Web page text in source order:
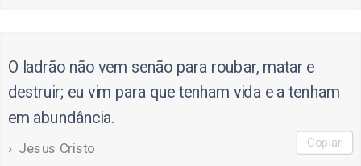
O ladrão não vem senão para roubar, matar e
destruir; eu vim para que tenham vida e a tenham
em abundância.
Jesus Cristo Copiar